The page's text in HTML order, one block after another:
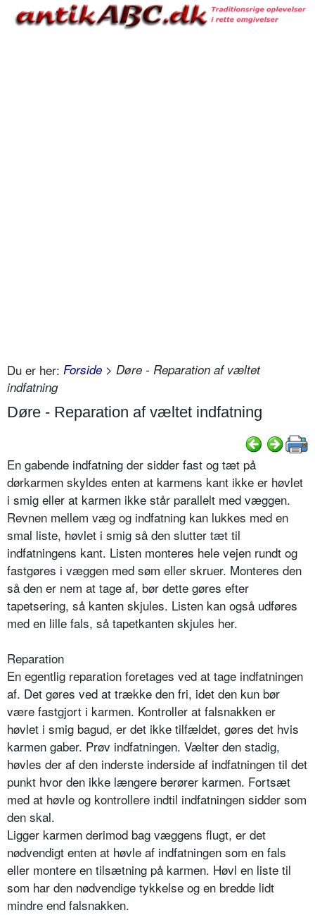
Du er her: Forside > Døre - Reparation af væltet
indfatning
Døre - Reparation af væltet indfatning
En gabende indfatning der sidder fast og tæt på
dørkarmen skyldes enten at karmens kant ikke er høvlet
i smig eller at karmen ikke står parallelt med væggen.
Revnen mellem væg og indfatning kan lukkes med en
smal liste, høvlet i smig så den slutter tæt til
indfatningens kant. Listen monteres hele vejen rundt og
fastgøres i væggen med søm eller skruer. Monteres den
så den er nem at tage af, bør dette gøres efter
tapetsering, så kanten skjules. Listen kan også udføres
med en lille fals, så tapetkanten skjules her.
Reparation
En egentlig reparation foretages ved at tage indfatningen
af. Det gøres ved at trække den fri, idet den kun bør
være fastgjort i karmen. Kontroller at falsnakken er
høvlet i smig bagud, er det ikke tilfældet, gøres det hvis
karmen gaber. Prøv indfatningen. Vælter den stadig,
høvles der af den inderste inderside af indfatningen til det
punkt hvor den ikke længere berører karmen. Fortsæt
med at høvle og kontrollere indtil indfatningen sidder som
den skal.
Ligger karmen derimod bag væggens flugt, er det
nødvendigt enten at høvle af indfatningen som en fals
eller montere en tilsætning på karmen. Høvl en liste til
som har den nødvendige tykkelse og en bredde lidt
mindre end falsnakken.